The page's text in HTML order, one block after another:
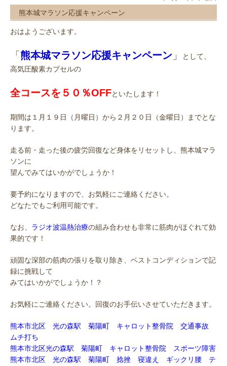
熊本城マラソン応援キャンペーン
おはようございます。
「 熊本城マラソン応援キャンペーン 」
として、
高気圧酸素カプセルの
全コースを５０％OFFといたします！
期間は１月１９日（月曜日）から２月２０日（金曜日）までとな
ります。
走る前・走った後の疲労回復など身体をリセットし、熊本城マラ
ソンに
望んでみてはいかがでしょうか！
要予約になりますので、お気軽にご連絡ください。
どなたでもご利用可能です。
なお、 ラジオ波温熱治療の組み合わせも非常に筋肉がほぐれて効
果的です！
頑固な深部の筋肉の張りを取り除き、ベストコンディションで記
録に挑戦して
みてはいかがでしょうか！？
お気軽にご連絡ください。回復のお手伝いさせていただきます。
熊本市北区 光の森駅 菊陽町 キャロット整骨院 交通事故
ムチ打ち
熊本市北区光の森駅 菊陽町 キャロット整骨院 スポーツ障害
熊本市北区 光の森駅 菊陽町 捻挫 寝違え ギックリ腰 テ